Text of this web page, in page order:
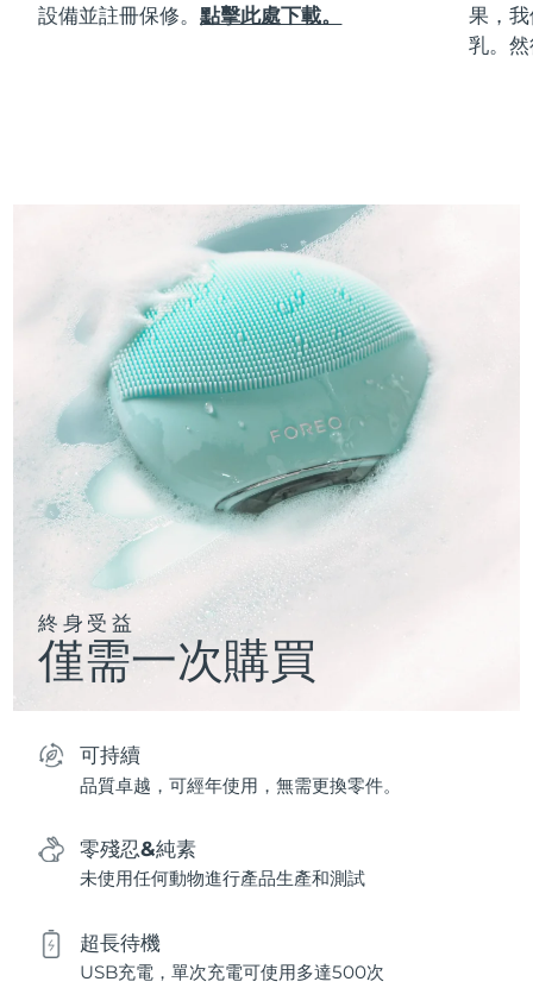
設備並註冊保修。點擊此處下載。
果，
乳。
終身受益
僅需一次購買
可持續
品質卓越，可經年使用，無需更換零件。
零殘忍&純素
未使用任何動物進行產品生產和測試
超長待機
USB充電，單次充電可使用多達500次